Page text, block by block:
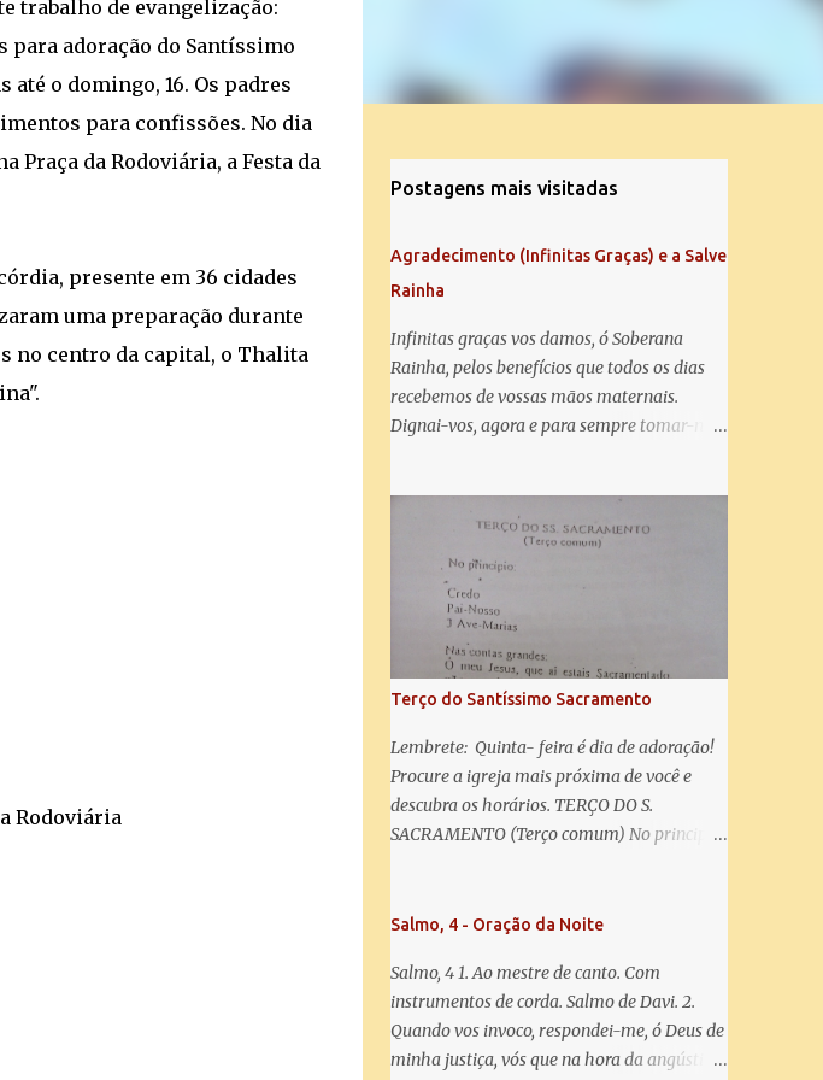
trabalho de evangelização:
para adoração do Santíssimo
até o domingo, 16. Os padres
para confissões. No dia
Praça da Rodoviária, a Festa da
presente em 36 cidades
uma preparação durante
no centro da capital, o Thalita
Rodoviária
Postagens mais visitadas
Agradecimento (Infinitas Graças) e a Salve
Rainha
Infinitas graças vos damos, ó Soberana
Rainha, pelos benefícios que todos os dias
recebemos de vossas mãos maternais.
Dignai-vos, agora e para sempre tomar-nos
Salve Rainha: Salve Rainha , Mãe de
misericórdia, vida, doçura, esperança nossa,
salve! A vós bradamos os degredados filhos
de Eva, a vós suspiramos, gemendo e
chorando neste vale de lágrimas. Eia, pois,
Advogada nossa, estes vossos olhos
misericordiosos a nós volvei, e depois deste
desterro, mostrai-nos Jesus. Bendito é o
fruto do vosso ventre, ó clemente, ó piedosa,
ó doce e sempre Virgem Maria. Rogai por
nós Santa Mãe de Deus. Para que sejamos
dignos das promessas de Cristo. Amém.
Terço do Santíssimo Sacramento
Lembrete: Quinta- feira é dia de adoração!
Procure a igreja mais próxima de você e
descubra os horários. TERÇO DO S.
SACRAMENTO (Terço comum) No principio:
Sacramentado, não permitais que eu viva
coração ao Vosso e o Vosso ao meu, e, nem
sem Vós morra eu! Nas contas pequenas:
Sacramento de Amor! Misericórdia Senhor!
Glória ao Pai: Cristo pão da vida e remédio
Salmo, 4 - Oração da Noite
Salmo, 4 1. Ao mestre de canto. Com
instrumentos de corda. Salmo de Davi. 2.
Quando vos invoco, respondei-me, ó Deus de
minha justiça, vós que na hora da angústia